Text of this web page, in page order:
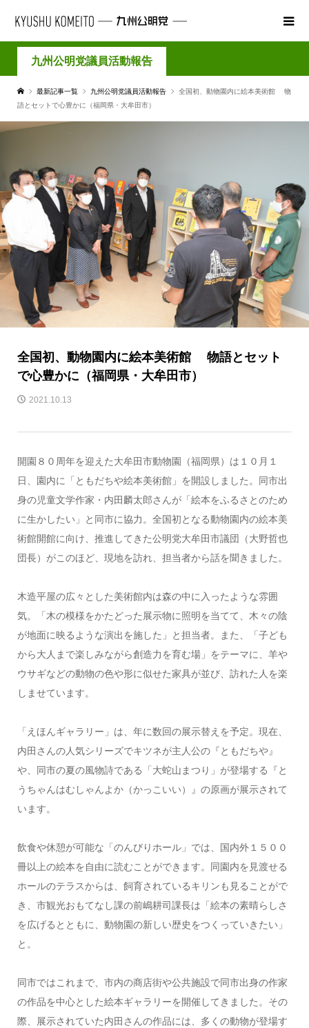
九州公明党議員活動報告
最新記事一覧 九州公明党議員活動報告
全国初、動物園内に絵本美術館 物
語とセットで心豊かに（福岡県・大牟田市）
全国初、動物園内に絵本美術館 物語とセット
で心豊かに（福岡県・大牟田市）
2021.10.13
開園８０周年を迎えた大牟田市動物園（福岡県）は１０月１
日、園内に「ともだちや絵本美術館」を開設しました。同市出
身の児童文学作家・内田麟太郎さんが「絵本をふるさとのため
に生かしたい」と同市に協力。全国初となる動物園内の絵本美
術館開館に向け、推進してきた公明党大牟田市議団（大野哲也
団長）がこのほど、現地を訪れ、担当者から話を聞きました。
木造平屋の広々とした美術館内は森の中に入ったような雰囲
気。「木の模様をかたどった展示物に照明を当てて、木々の陰
が地面に映るような演出を施した」と担当者。また、「子ども
から大人まで楽しみながら創造力を育む場」をテーマに、羊や
ウサギなどの動物の色や形に似せた家具が並び、訪れた人を楽
しませています。
「えほんギャラリー」は、年に数回の展示替えを予定。現在、
内田さんの人気シリーズでキツネが主人公の『ともだちや』
や、同市の夏の風物詩である「大蛇山まつり」が登場する『と
うちゃんはむしゃんよか（かっこいい）』の原画が展示されて
います。
飲食や休憩が可能な「のんびりホール」では、国内外１５００
冊以上の絵本を自由に読むことができます。同園内を見渡せる
ホールのテラスからは、飼育されているキリンも見ることがで
き、市観光おもてなし課の前嶋耕司課長は「絵本の素晴らしさ
を広げるとともに、動物園の新しい歴史をつくっていきたい」
と。
同市ではこれまで、市内の商店街や公共施設で同市出身の作家
の作品を中心とした絵本ギャラリーを開催してきました。その
際、展示されていた内田さんの作品には、多くの動物が登場す